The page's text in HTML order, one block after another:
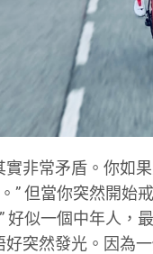
實非常矛盾。你如
” 但當你突然開始
好似一個中年人
突然發光。 因為